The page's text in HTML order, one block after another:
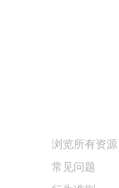
浏览所有资源
常见问题